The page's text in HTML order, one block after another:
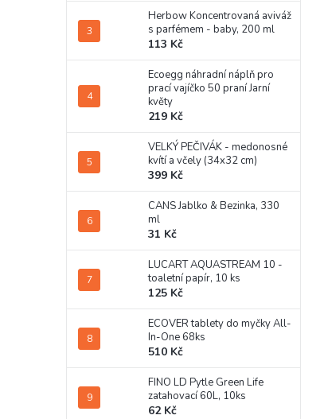
Herbow Koncentrovaná aviváž
s parfémem - baby, 200 ml
113 Kč
Ecoegg náhradní náplň pro
prací vajíčko 50 praní Jarní
květy
219 Kč
VELKÝ PEČIVÁK - medonosné
kvítí a včely (34x32 cm)
399 Kč
CANS Jablko & Bezinka, 330
ml
31 Kč
LUCART AQUASTREAM 10 -
toaletní papír, 10 ks
125 Kč
ECOVER tablety do myčky All-
In-One 68ks
510 Kč
FINO LD Pytle Green Life
zatahovací 60L, 10ks
62 Kč